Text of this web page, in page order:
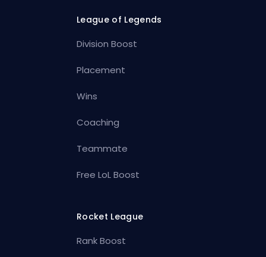
League of Legends
Division Boost
Placement
Wins
Coaching
Teammate
Free LoL Boost
Rocket League
Rank Boost